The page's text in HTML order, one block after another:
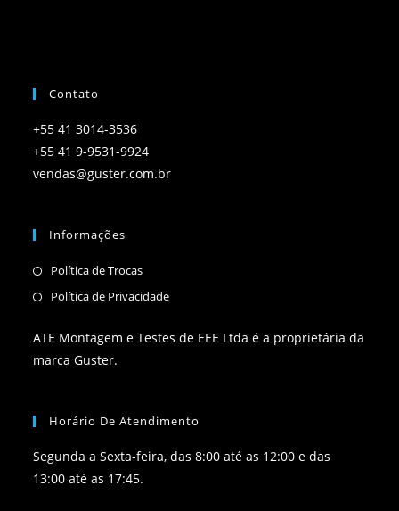
Contato
+55 41 3014-3536
+55 41 9-9531-9924
vendas@guster.com.br
Informações
Política de Trocas
Política de Privacidade
ATE Montagem e Testes de EEE Ltda é a proprietária da
marca Guster.
Horário De Atendimento
Segunda a Sexta-feira, das 8:00 até as 12:00 e das
13:00 até as 17:45.